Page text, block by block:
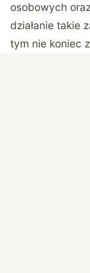
osobowych
działanie takie
tym nie koniec